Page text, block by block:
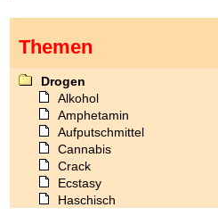
Themen
Drogen
Alkohol
Amphetamin
Aufputschmittel
Cannabis
Crack
Ecstasy
Haschisch